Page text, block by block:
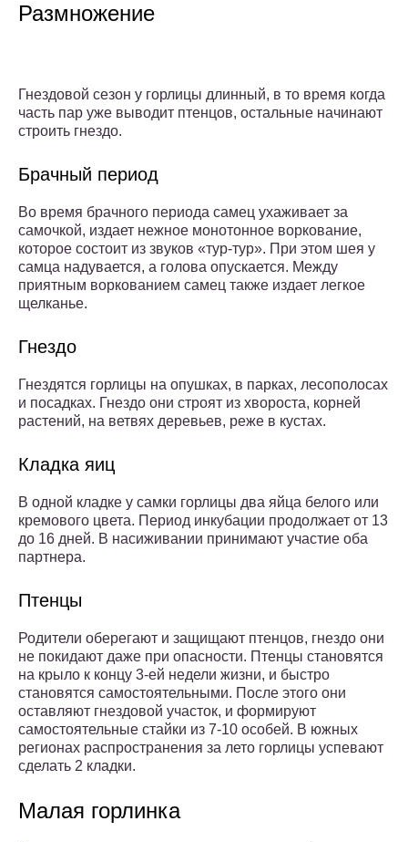
Размножение
Гнездовой сезон у горлицы длинный, в то время когда
часть пар уже выводит птенцов, остальные начинают
строить гнездо.
Брачный период
Во время брачного периода самец ухаживает за
самочкой, издает нежное монотонное воркование,
которое состоит из звуков «тур-тур». При этом шея у
самца надувается, а голова опускается. Между
приятным воркованием самец также издает легкое
щелканье.
Гнездо
Гнездятся горлицы на опушках, в парках, лесополосах
и посадках. Гнездо они строят из хвороста, корней
растений, на ветвях деревьев, реже в кустах.
Кладка яиц
В одной кладке у самки горлицы два яйца белого или
кремового цвета. Период инкубации продолжает от 13
до 16 дней. В насиживании принимают участие оба
партнера.
Птенцы
Родители оберегают и защищают птенцов, гнездо они
не покидают даже при опасности. Птенцы становятся
на крыло к концу 3-ей недели жизни, и быстро
становятся самостоятельными. После этого они
оставляют гнездовой участок, и формируют
самостоятельные стайки из 7-10 особей. В южных
регионах распространения за лето горлицы успевают
сделать 2 кладки.
Малая горлинка